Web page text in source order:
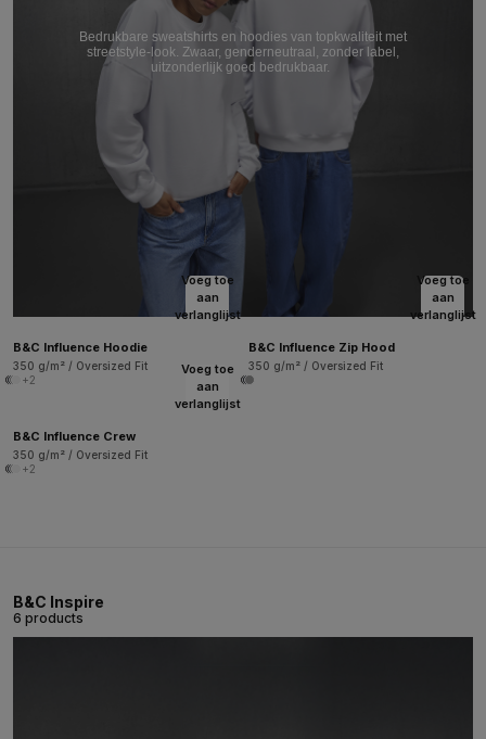
Bedrukbare sweatshirts en hoodies van topkwaliteit met
streetstyle-look. Zwaar, genderneutraal, zonder label,
uitzonderlijk goed bedrukbaar.
Voeg toe
aan
verlanglijst
B&C Influence Hoodie
350 g/m² / Oversized Fit
+2
Voeg toe
aan
verlanglijst
B&C Influence Zip Hood
350 g/m² / Oversized Fit
Voeg toe
aan
verlanglijst
B&C Influence Crew
350 g/m² / Oversized Fit
+2
B&C Inspire
6 products